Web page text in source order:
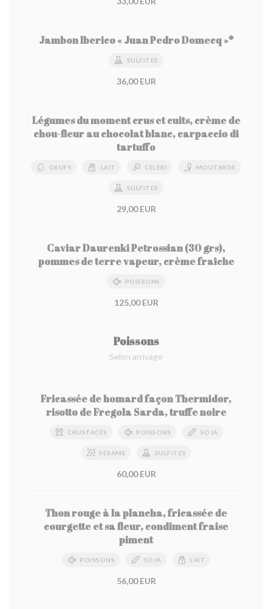
Jambon Iberico « Juan Pedro Domecq »*
SULFITES
36,00 EUR
Légumes du moment crus et cuits, crème de
chou-fleur au chocolat blanc, carpaccio di
tartuffo
OEUFS LAIT CÉLERI MOUTARDE
SULFITES
29,00 EUR
Caviar Daurenki Petrossian (30 grs),
pommes de terre vapeur, crème fraîche
POISSONS
125,00 EUR
Poissons
Selon arrivage
Fricassée de homard façon Thermidor,
risotto de Fregola Sarda, truffe noire
CRUSTACÉS POISSONS SOJA
SÉSAME SULFITES
60,00 EUR
Thon rouge à la plancha, fricassée de
courgette et sa fleur, condiment fraise
piment
POISSONS SOJA LAIT
56,00 EUR